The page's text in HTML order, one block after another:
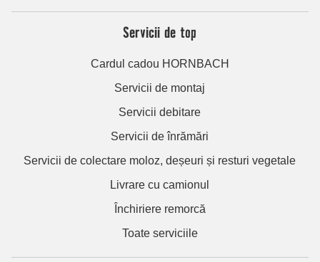
Servicii de top
Cardul cadou HORNBACH
Servicii de montaj
Servicii debitare
Servicii de înrămări
Servicii de colectare moloz, deșeuri și resturi vegetale
Livrare cu camionul
Închiriere remorcă
Toate serviciile